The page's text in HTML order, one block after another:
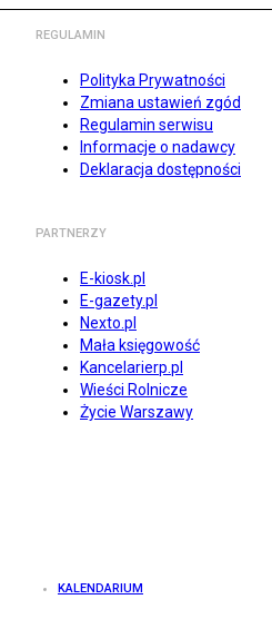
REGULAMIN
Polityka Prywatności
Zmiana ustawień zgód
Regulamin serwisu
Informacje o nadawcy
Deklaracja dostępności
PARTNERZY
E-kiosk.pl
E-gazety.pl
Nexto.pl
Mała księgowość
Kancelarierp.pl
Wieści Rolnicze
Życie Warszawy
KALENDARIUM